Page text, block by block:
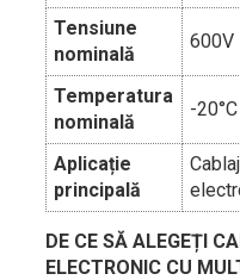
Tensiune
nominală
600V
Temperatura
nominală
-
Aplicație
principală
DE CE SĂ ALEGEȚI
ELECTRONIC CU